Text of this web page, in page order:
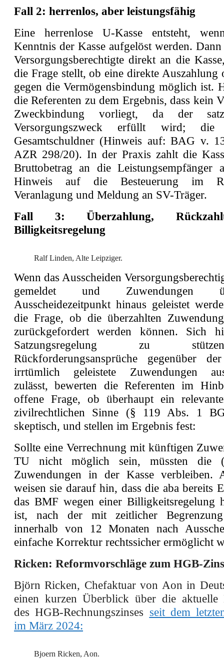
Fall 2: herrenlos, aber leistungsfähig
Eine herrenlose U-Kasse entsteht,
Kenntnis der Kasse aufgelöst werden.
Versorgungsberechtigte direkt an die
die Frage stellt, ob eine direkte Auszahlung
gegen die Vermögensbindung möglich ist.
die Referenten zu dem Ergebnis, dass kein
Zweckbindung vorliegt, da der
Versorgungszweck erfüllt wird;
Gesamtschuldner (Hinweis auf: BAG v.
AZR 298/20). In der Praxis zahlt die
Bruttobetrag an die Leistungsempfänger
Hinweis auf die Besteuerung im
Veranlagung und Meldung an SV-Träger.
Fall 3: Überzahlung,
Billigkeitsregelung
Ralf Linden, Alte Leipziger.
Wenn das Ausscheiden
gemeldet und Zuwendungen
Ausscheidezeitpunkt hinaus geleistet
die Frage, ob die überzahlten
zurückgefordert werden können. Sich
Satzungsregelung zu
Rückforderungsansprüche gegenüber
irrtümlich geleistete Zuwendungen
zulässt, bewerten die Referenten im
offene Frage, ob überhaupt ein
zivilrechtlichen Sinne (§ 119 Abs. 1
skeptisch, und stellen im Ergebnis fest:
Sollte eine Verrechnung mit künftigen
TU nicht möglich sein, müssten die
Zuwendungen in der Kasse verbleiben.
weisen sie darauf hin, dass die aba bereits
das BMF wegen einer Billigkeitsregelung
ist, nach der mit zeitlicher
innerhalb von 12 Monaten nach
einfache Korrektur rechtssicher ermöglicht
Ricken: Reformvorschläge zum HGB-
Björn Ricken, Chefaktuar von Aon in
einen kurzen Überblick über die aktuelle
des HGB-Rechnungszinses seit dem
im März 2024:
Bjoern Ricken, Aon.